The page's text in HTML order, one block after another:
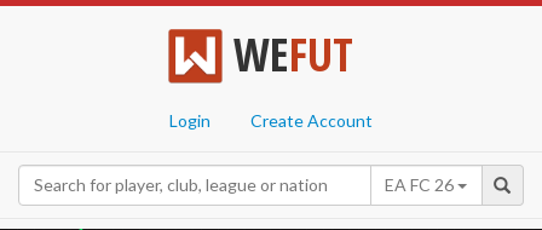
WEFUT
Login Create Account
EA FC 26